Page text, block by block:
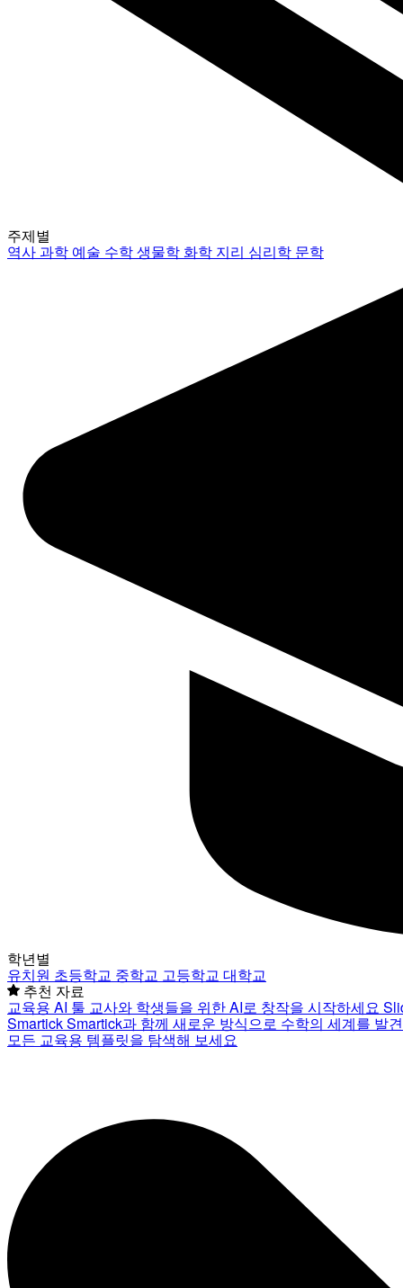
주제별
역사과학 예술 수학생물학 화학 지리 심리학 문학
학년별
유치원 초등학교 중학교 고등학교 대학교
추천 자료
교육용 AI 툴 교사와 학생들을 위한 AI로 창작을 시작하세요
SmartickSmartick과 함께 새로운 방식으로 수학의 세계를 발
모든 교육용 템플릿을 탐색해 보세요